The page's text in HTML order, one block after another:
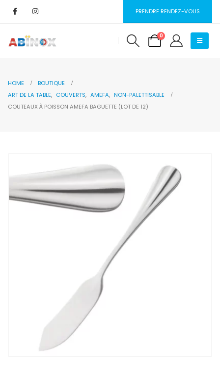
PRENDRE RENDEZ-VOUS
0
HOME
BOUTIQUE
ART DE LA TABLE, COUVERTS, AMEFA, NON-PALETTISABLE
COUTEAUX À POISSON AMEFA BAGUETTE (LOT DE 12)